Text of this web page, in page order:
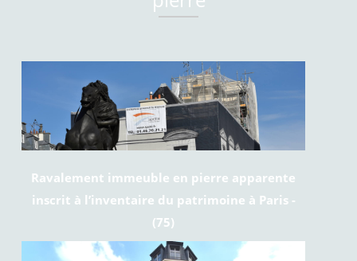
Ravalement immeuble en pierre apparente
inscrit à l’inventaire du patrimoine à Paris -
(75)